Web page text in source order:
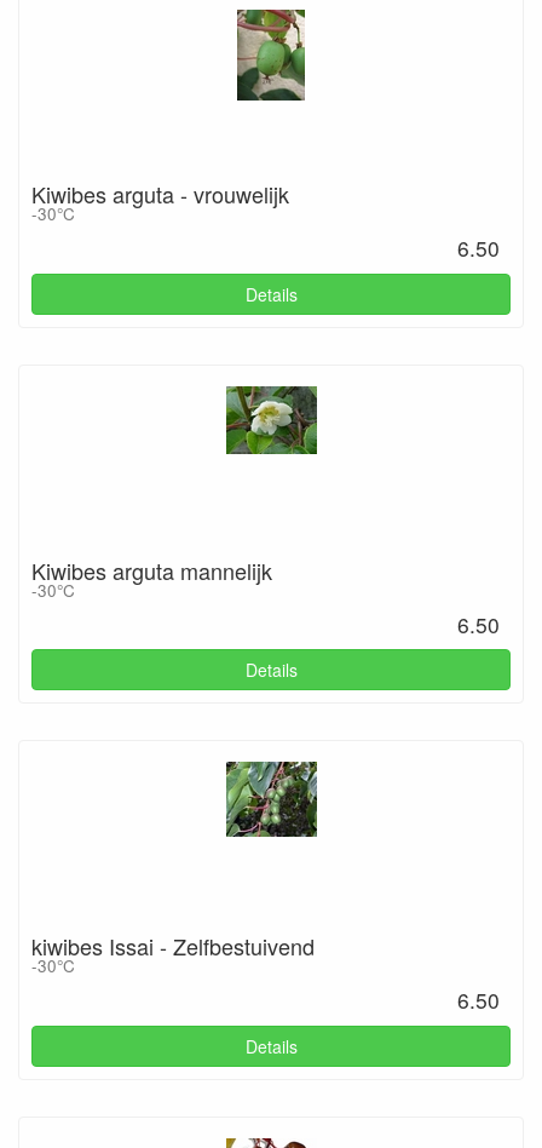
Kiwibes arguta - vrouwelijk
-30°C
6.50
Details
Kiwibes arguta mannelijk
-30°C
6.50
Details
kiwibes Issai - Zelfbestuivend
-30°C
6.50
Details